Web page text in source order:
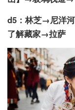
d5：林芝→尼洋
了解藏家→拉萨